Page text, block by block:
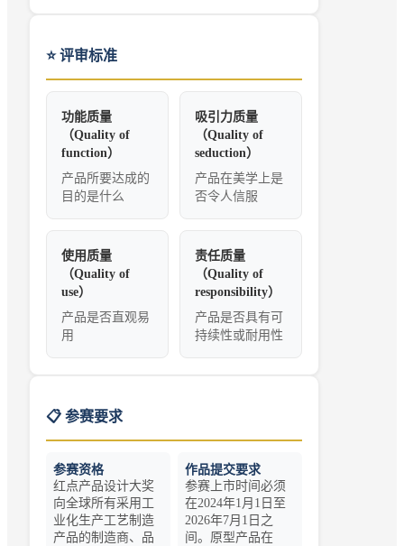
⭐ 评审标准
功能质量
（Quality of
function）
产品所要达成的
目的是什么
吸引力质量
（Quality of
seduction）
产品在美学上是
否令人信服
使用质量
（Quality of
use）
产品是否直观易
用
责任质量
（Quality of
responsibility）
产品是否具有可
持续性或耐用性
📋 参赛要求
参赛资格
红点产品设计大奖
向全球所有采用工
业化生产工艺制造
产品的制造商、品
作品提交要求
参赛上市时间必须
在2024年1月1日至
2026年7月1日之
间。原型产品在